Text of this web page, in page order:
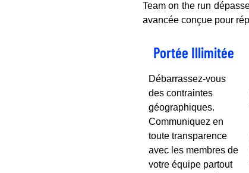
Team on the run
avancée conçue pour
Portée Illimitée
Débarrassez-vous
des contraintes
géographiques.
Communiquez en
toute transparence
avec les membres de
votre équipe partout